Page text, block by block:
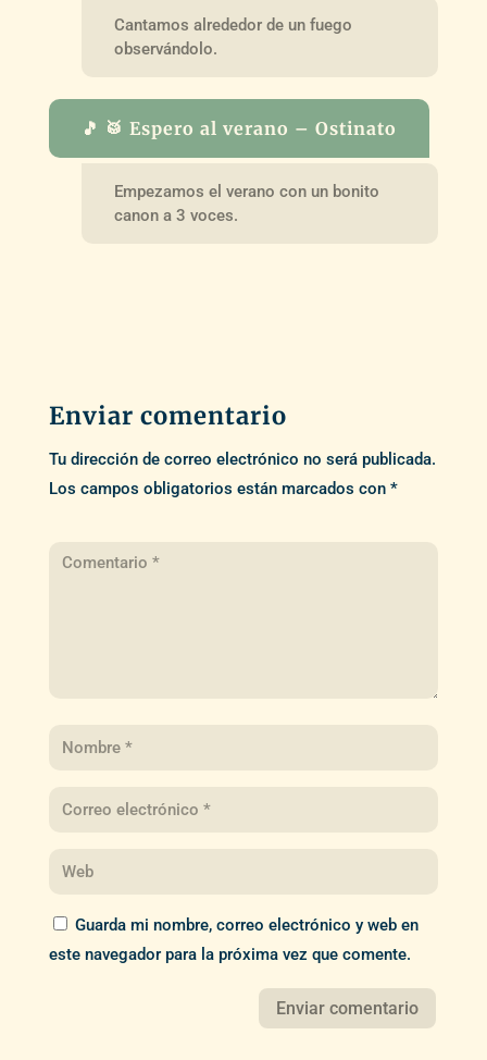
Cantamos alrededor de un fuego
observándolo.
🎵 🥁 Espero al verano – Ostinato
Empezamos el verano con un bonito
canon a 3 voces.
Enviar comentario
Tu dirección de correo electrónico no será publicada.
Los campos obligatorios están marcados con *
Guarda mi nombre, correo electrónico y web en
este navegador para la próxima vez que comente.